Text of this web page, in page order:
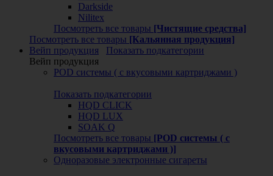
Darkside
Nilitex
Посмотреть все товары [Чистящие средства]
Посмотреть все товары [Кальянная продукция]
Вейп продукция
Показать подкатегории
Вейп продукция
POD системы ( с вкусовыми картриджами )
Показать подкатегории
HQD CLICK
HQD LUX
SOAK Q
Посмотреть все товары [POD системы ( с
вкусовыми картриджами )]
Одноразовые электронные сигареты